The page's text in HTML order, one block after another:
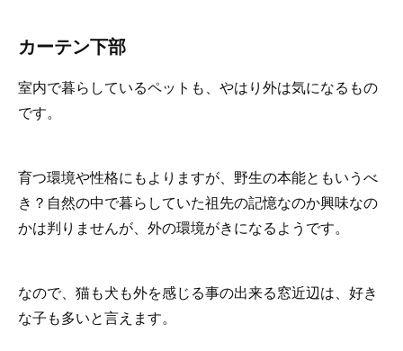
カーテン下部
室内で暮らしているペットも、やはり外は気になるもの
です。
育つ環境や性格にもよりますが、野生の本能ともいうべ
き？自然の中で暮らしていた祖先の記憶なのか興味なの
かは判りませんが、外の環境がきになるようです。
なので、猫も犬も外を感じる事の出来る窓近辺は、好き
な子も多いと言えます。